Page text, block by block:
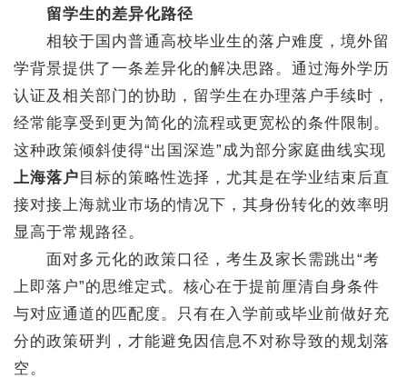
留学生的差异化路径
相较于国内普通高校毕业生的落户难度，境外留
学背景提供了一条差异化的解决思路。通过海外学历
认证及相关部门的协助，留学生在办理落户手续时，
经常能享受到更为简化的流程或更宽松的条件限制。
这种政策倾斜使得“出国深造”成为部分家庭曲线实现
上海落户 目标的策略性选择，尤其是在学业结束后直
接对接上海就业市场的情况下，其身份转化的效率明
显高于常规路径。
面对多元化的政策口径，考生及家长需跳出“考
上即落户”的思维定式。核心在于提前厘清自身条件
与对应通道的匹配度。只有在入学前或毕业前做好充
分的政策研判，才能避免因信息不对称导致的规划落
空。